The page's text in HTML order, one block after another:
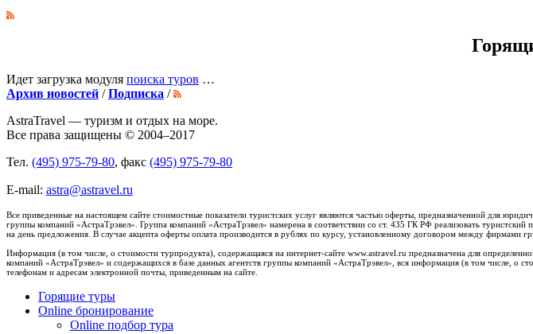
Идет загрузка модуля поиска туров …
Архив новостей /Подписка /
AstraTravel — туризм и отдых на море.
Все права защищены © 2004–2017
Тел. (495) 975-79-80, факс (495) 975-79-80
E-mail: astra@astravel.ru
Все приведенные на настоящем сайте стоимостные показатели туристских услуг являются частью оферты, предназначенной для
группы компаний «АстраТрэвел». Группа компаний «АстраТрэвел» намерена в соответствии со ст. 435 ГК РФ реализовать
на день предложения. В случае акцепта оферты оплата производится в рублях по курсу, установленному договором между фирмами
Информация (в том числе, о стоимости турпродукта), содержащаяся на интернет-сайте www.astravel.ru предназначена для
компаний «АстраТрэвел» и содержащихся в базе данных агентств группы компаний «АстраТрэвел», вся информация (в том числе,
телефонам и адресам электронной почты, приведенным на сайте.
Горящие туры
Online бронирование
Online подбор тура